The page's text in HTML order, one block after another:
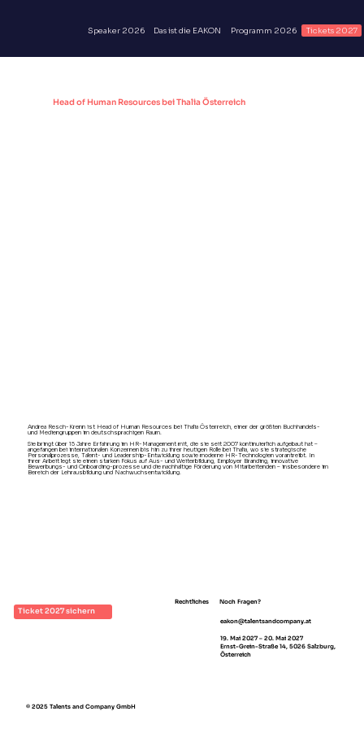
Das ist die EAKON Programm 2026
Speaker 2026 Tickets 2027
Andrea Resch-Krenn ist Head of Human Resources bei Thalia Österreich, einer der größten Buchhandels-
und Mediengruppen im deutschsprachigen Raum.
Sie bringt über 15 Jahre Erfahrung im HR-Management mit, die sie seit 2007 kontinuierlich aufgebaut hat –
angefangen bei internationalen Konzernen bis hin zu ihrer heutigen Rolle bei Thalia, wo sie strategische
Personalprozesse, Talent- und Leadership-Entwicklung sowie moderne HR-Technologien vorantreibt. In
ihrer Arbeit legt sie einen starken Fokus auf Aus- und Weiterbildung, Employer Branding, innovative
Bewerbungs- und Onboarding-prozesse und die nachhaltige Förderung von Mitarbeitenden – insbesondere im
Bereich der Lehrausbildung und Nachwuchsentwicklung.
Head of Human Resources bei Thalia Österreich
Ticket 2027 sichern
Rechtliches Noch Fragen?
eakon@talentsandcompany.at
19. Mai 2027 – 20. Mai 2027
Ernst-Grein-Straße 14, 5026 Salzburg,
Österreich
© 2025 Talents and Company GmbH